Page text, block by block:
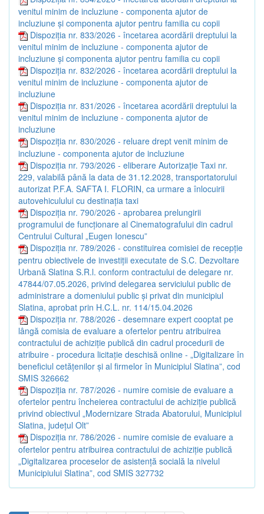
venitul minim de incluziune - componenta ajutor de
incluziune și componenta ajutor pentru familia cu copii
Dispoziția nr. 833/2026 - încetarea acordării dreptului la
venitul minim de incluziune - componenta ajutor de
incluziune și componenta ajutor pentru familia cu copii
Dispoziția nr. 832/2026 - încetarea acordării dreptului la
venitul minim de incluziune - componenta ajutor de
incluziune
Dispoziția nr. 831/2026 - încetarea acordării dreptului la
venitul minim de incluziune - componenta ajutor de
incluziune
Dispoziția nr. 830/2026 - reluare drept venit minim de
incluziune - componenta ajutor de incluziune
Dispoziția nr. 793/2026 - eliberare Autorizație Taxi nr.
229, valabilă până la data de 31.12.2028, transportatorului
autorizat P.F.A. SAFTA I. FLORIN, ca urmare a înlocuirii
autovehiculului cu destinația taxi
Dispoziția nr. 790/2026 - aprobarea prelungirii
programului de funcționare al Cinematografului din cadrul
Centrului Cultural „Eugen Ionescu”
Dispoziția nr. 789/2026 - constituirea comisiei de recepție
pentru obiectivele de investiții executate de S.C. Dezvoltare
Urbană Slatina S.R.l. conform contractului de delegare nr.
47844/07.05.2026, privind delegarea serviciului public de
administrare a domeniului public și privat din municipiul
Slatina, aprobat prin H.C.L. nr. 114/15.04.2026
Dispoziția nr. 788/2026 - desemnare expert cooptat pe
lângă comisia de evaluare a ofertelor pentru atribuirea
contractului de achiziție publică din cadrul procedurii de
atribuire - procedura licitație deschisă online - „Digitalizare în
beneficiul cetățenilor și al firmelor în Municipiul Slatina”, cod
SMIS 326662
Dispoziția nr. 787/2026 - numire comisie de evaluare a
ofertelor pentru încheierea contractului de achiziție publică
privind obiectivul „Modernizare Strada Abatorului, Municipiul
Slatina, județul Olt”
Dispoziția nr. 786/2026 - numire comisie de evaluare a
ofertelor pentru atribuirea contractului de achiziție publică
„Digitalizarea proceselor de asistență socială la nivelul
Municipiului Slatina”, cod SMIS 327732